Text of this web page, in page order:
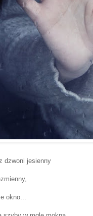
dzwoni jesienny
okno...